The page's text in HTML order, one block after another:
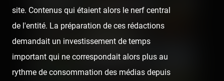
site. Contenus qui étaient alors le nerf central
de l'entité. La préparation de ces rédactions
demandait un investissement de temps
important qui ne correspondait alors plus au
rythme de consommation des médias depuis